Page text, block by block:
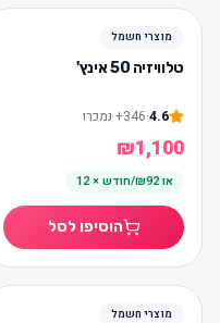
מוצרי חשמל
טלוויזיה 50 אינץ'
4.6
·
346
+ נמכרו
₪1,100
או₪92/חודש × 12
הוסיפו לסל
מוצרי חשמל